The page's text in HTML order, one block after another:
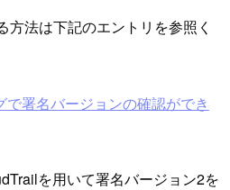
法は下記のエントリを参照く
署名バージョンの確認ができ
を用いて署名バージョン2を